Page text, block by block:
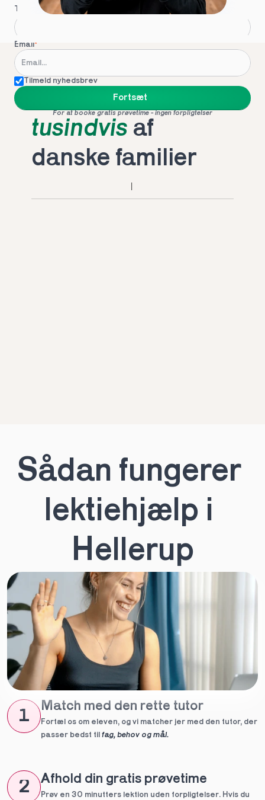
Telefon*
Email*
Tilmeld nyhedsbrev
Fortsæt
For at booke gratis prøvetime - ingen forpligtelser
tusindvis af
danske familier
Sådan fungerer
lektiehjælp i
Hellerup
1
Match med den rette tutor
Fortæl os om eleven, og vi matcher jer med den tutor, der
passer bedst til fag, behov og mål.
2 Afhold din gratis prøvetime
Prøv en 30 minutters lektion uden forpligtelser. Hvis du